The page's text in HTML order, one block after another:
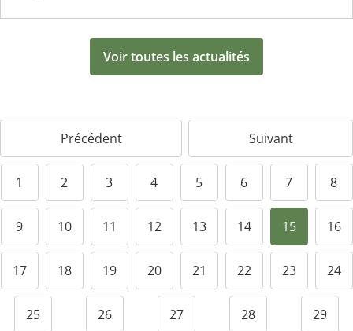
Voir toutes les actualités
Précédent Suivant
1 2 3 4 5 6 7 8
9 10 11 12 13 14 15 16
17 18 19 20 21 22 23 24
25 26 27 28 29